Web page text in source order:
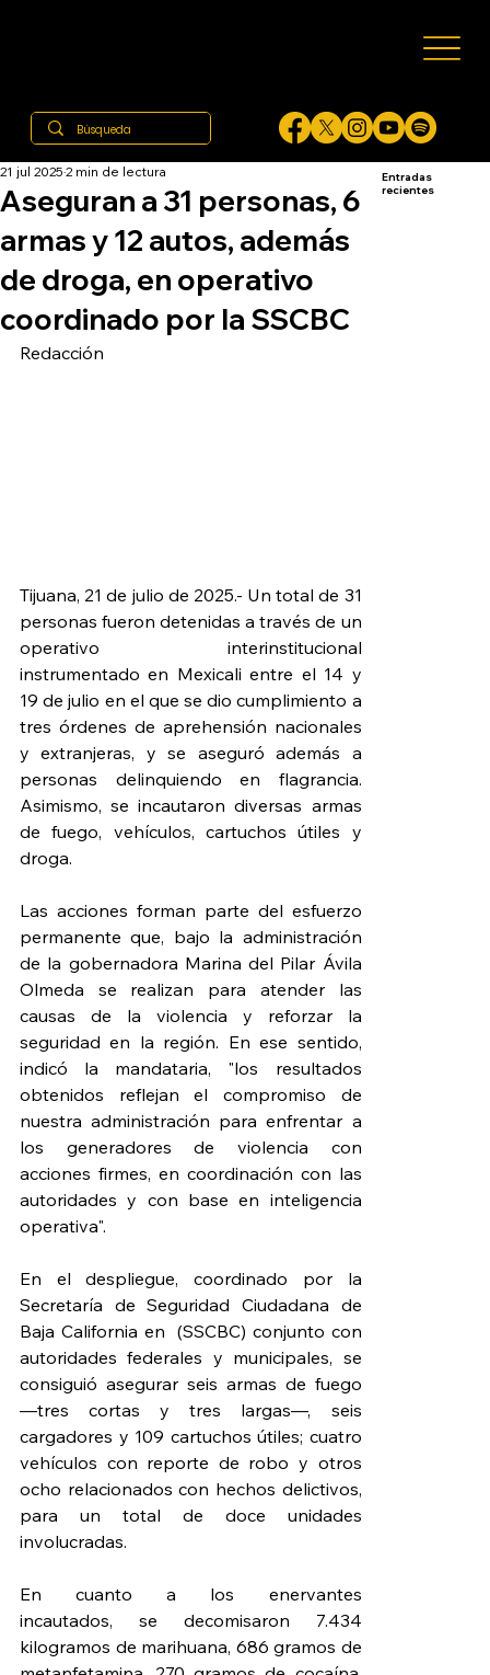
Aseguran a 31 personas, 6
armas y 12 autos, además
de droga, en operativo
coordinado por la SSCBC
21 jul 2025 2 min de lectura
Redacción
Tijuana, 21 de julio de 2025.- Un total de 31
personas fueron detenidas a través de un
operativo interinstitucional
instrumentado en Mexicali entre el 14 y
19 de julio en el que se dio cumplimiento a
tres órdenes de aprehensión nacionales
y extranjeras, y se aseguró además a
personas delinquiendo en flagrancia.
Asimismo, se incautaron diversas armas
de fuego, vehículos, cartuchos útiles y
droga.
Las acciones forman parte del esfuerzo
permanente que, bajo la administración
de la gobernadora Marina del Pilar Ávila
Olmeda se realizan para atender las
causas de la violencia y reforzar la
seguridad en la región. En ese sentido,
indicó la mandataria, "los resultados
obtenidos reflejan el compromiso de
nuestra administración para enfrentar a
los generadores de violencia con
acciones firmes, en coordinación con las
autoridades y con base en inteligencia
operativa".
En el despliegue, coordinado por la
Secretaría de Seguridad Ciudadana de
Baja California en  (SSCBC) conjunto con
autoridades federales y municipales, se
consiguió asegurar seis armas de fuego
—tres cortas y tres largas—, seis
cargadores y 109 cartuchos útiles; cuatro
vehículos con reporte de robo y otros
ocho relacionados con hechos delictivos,
para un total de doce unidades
involucradas.
En cuanto a los enervantes
incautados, se decomisaron 7.434
kilogramos de marihuana, 686 gramos de
Entradas
recientes